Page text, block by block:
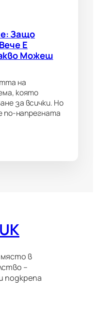
Защо
Е
Можеш
на
която
за всички. Но
по-напрегната
в
–
подкрепа